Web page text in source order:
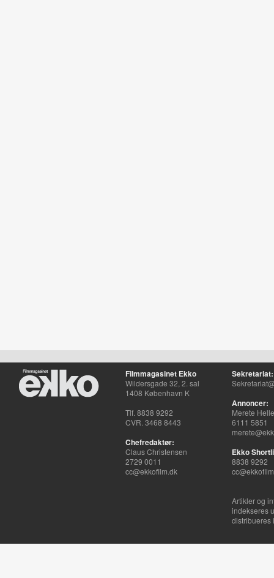
Filmmagasinet Ekko
Wildersgade 32, 2. sal
1408 København K
Tlf. 8838 9292
CVR. 3468 8443
Chefredaktør:
Claus Christensen
2729 0011
cc@ekkofilm.dk
Sekretariat:
Annoncer:
Merete
6111 5851
Ekko
8838 9292
Artikler og
indekseres
distribueres